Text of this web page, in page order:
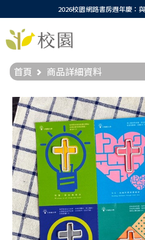
2026校園網路書房週年慶：
首頁 商品詳細資料